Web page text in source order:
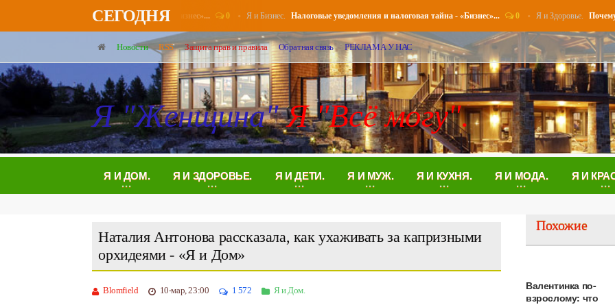
СЕГОДНЯ
повысят выплаты в августе - «Бизнес»... 0 Я и Бизнес. Налоговые уведомления и налоговая тайна - «Бизнес»... 0 Я и Здоровье. Почему
Новости RSS Защита прав и правила Обратная связь РЕКЛАМА У НАС
Я "Женщина" Я "Всё могу".
Я И ДОМ. Я И ЗДОРОВЬЕ. Я И ДЕТИ. Я И МУЖ. Я И КУХНЯ. Я И МОДА. Я И
Наталия Антонова рассказала, как ухаживать за капризными
орхидеями - «Я и Дом»
Blomfield 10-мар, 23:00 1 572 Я и Дом.
Похожие
Валентинка по-
взрослому: что